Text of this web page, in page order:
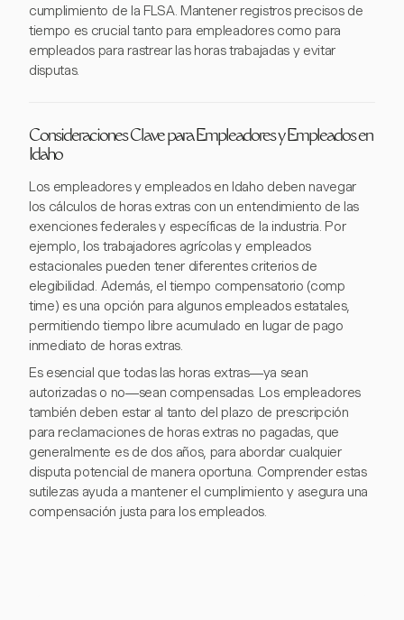
cumplimiento de la FLSA. Mantener registros precisos de
tiempo es crucial tanto para empleadores como para
empleados para rastrear las horas trabajadas y evitar
disputas.
Consideraciones Clave para Empleadores y Empleados en
Idaho
Los empleadores y empleados en Idaho deben navegar
los cálculos de horas extras con un entendimiento de las
exenciones federales y específicas de la industria. Por
ejemplo, los trabajadores agrícolas y empleados
estacionales pueden tener diferentes criterios de
elegibilidad. Además, el tiempo compensatorio (comp
time) es una opción para algunos empleados estatales,
permitiendo tiempo libre acumulado en lugar de pago
inmediato de horas extras.
Es esencial que todas las horas extras—ya sean
autorizadas o no—sean compensadas. Los empleadores
también deben estar al tanto del plazo de prescripción
para reclamaciones de horas extras no pagadas, que
generalmente es de dos años, para abordar cualquier
disputa potencial de manera oportuna. Comprender estas
sutilezas ayuda a mantener el cumplimiento y asegura una
compensación justa para los empleados.